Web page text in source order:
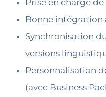
Prise en charge
Bonne intégration
Synchronisation
versions
Personnalisation
(avec Business